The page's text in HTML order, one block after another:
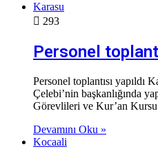
Karasu
293
Personel
Personel toplantısı yapıldı
Çelebi’nin başkanlığında
Görevlileri ve Kur’an
Devamını Oku »
Kocaali